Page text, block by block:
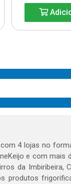
4 lojas no
e com mais
da Imbiribeira,
produtos